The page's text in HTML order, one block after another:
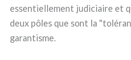
essen­tiel­le­ment judi­ciai­re et
deux pôles que sont la
garan­ti­sme.